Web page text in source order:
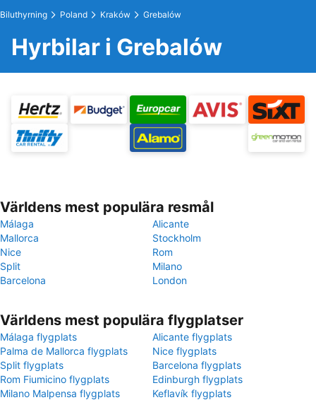
Biluthyrning Poland Kraków Grebalów
Hyrbilar i Grebalów
Världens mest populära resmål
Málaga
Alicante
Mallorca
Stockholm
Nice
Rom
Split
Milano
Barcelona
London
Världens mest populära flygplatser
Málaga flygplats
Alicante flygplats
Palma de Mallorca flygplats
Nice flygplats
Split flygplats
Barcelona flygplats
Rom Fiumicino flygplats
Edinburgh flygplats
Milano Malpensa flygplats
Keflavík flygplats